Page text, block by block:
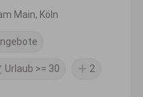
Main, Köln
Urlaub >= 30 2